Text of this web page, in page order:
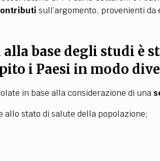
sull’argomento, provenienti
base degli studi è
i Paesi in modo
in base alla considerazione di una
allo stato di salute della popolazione;